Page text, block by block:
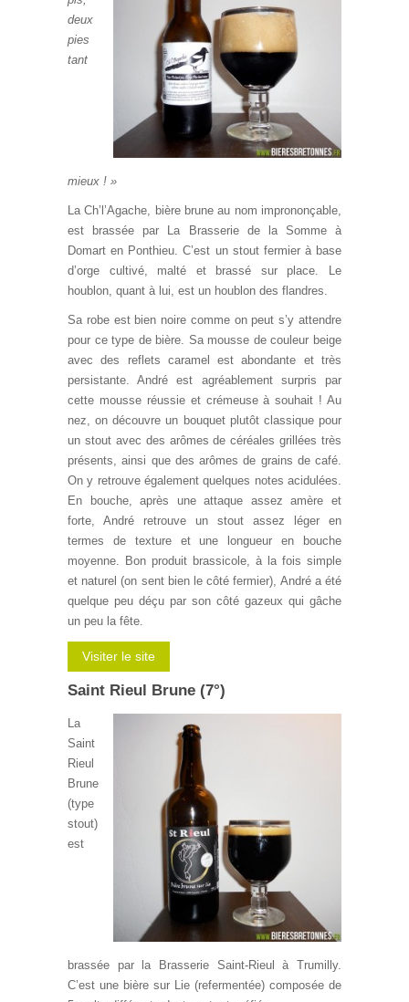
deux
pies
tant
mieux ! »
La Ch’l’Agache, bière brune au nom imprononçable,
est brassée par La Brasserie de la Somme à
Domart en Ponthieu. C’est un stout fermier à base
d’orge cultivé, malté et brassé sur place. Le
houblon, quant à lui, est un houblon des flandres.
Sa robe est bien noire comme on peut s’y attendre
pour ce type de bière. Sa mousse de couleur beige
avec des reflets caramel est abondante et très
persistante. André est agréablement surpris par
cette mousse réussie et crémeuse à souhait ! Au
nez, on découvre un bouquet plutôt classique pour
un stout avec des arômes de céréales grillées très
présents, ainsi que des arômes de grains de café.
On y retrouve également quelques notes acidulées.
En bouche, après une attaque assez amère et
forte, André retrouve un stout assez léger en
termes de texture et une longueur en bouche
moyenne. Bon produit brassicole, à la fois simple
et naturel (on sent bien le côté fermier), André a été
quelque peu déçu par son côté gazeux qui gâche
un peu la fête.
Visiter le site
Saint Rieul Brune (7°)
La
Saint
Rieul
Brune
(type
stout)
est
brassée par la Brasserie Saint-Rieul à Trumilly.
C’est une bière sur Lie (refermentée) composée de